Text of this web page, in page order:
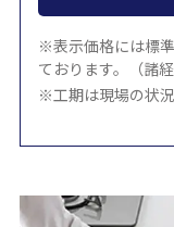
※表示価格には標
ております。（諸
※工期は現場の状